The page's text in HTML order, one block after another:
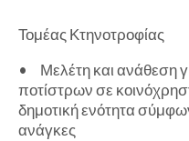
Τομέας Κτηνοτροφίας
•
Μελέτη και ανάθεση
ποτίστρων σε
δημοτική ενότητα
ανάγκες